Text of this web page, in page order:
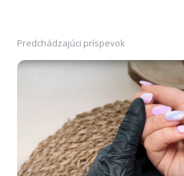
PostPredchádzajúci príspevok